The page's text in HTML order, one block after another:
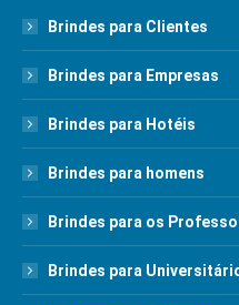
Brindes para Clientes
Brindes para Empresas
Brindes para Hotéis
Brindes para homens
Brindes para os
Brindes para